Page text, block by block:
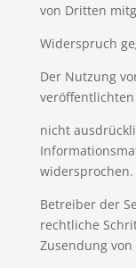
von Dritten
Widerspruch
Der Nutzung
nicht
widersprochen.
Betreiber der
rechtliche
Zusendung von